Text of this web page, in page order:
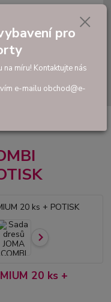
Hledat
0,00 Kč
20 ks +
pro
míru! Kontaktujte nás
e-mailu obchod@e-